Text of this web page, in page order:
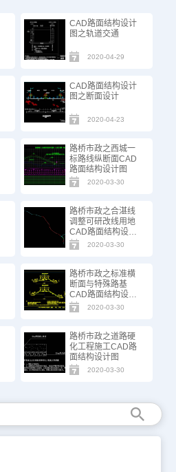
CAD路面结构设计
图之轨道交通
2020-04-29
CAD路面结构设计
图之断面设计
2020-04-23
路桥市政之西城一
标路线纵断面CAD
路面结构设计图
2020-03-30
路桥市政之合湛线
调整可研改线用地
CAD路面结构设计
图
2020-03-30
路桥市政之标准横
断面与特殊路基
CAD路面结构设计
图
2020-03-30
路桥市政之道路硬
化工程施工CAD路
面结构设计图
2020-03-30